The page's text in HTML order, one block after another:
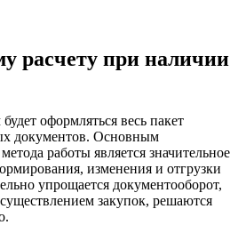
расчету при наличии
оформляться весь пакет
документов. Основным
работы является значительное
изменения и отгрузки
упрощается документооборот,
закупок, решаются